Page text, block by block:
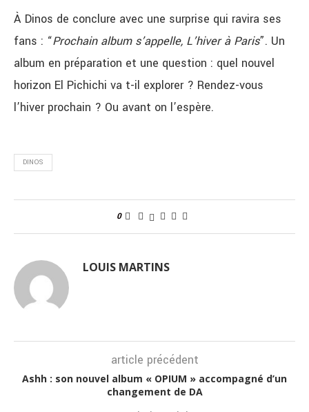
À Dinos de conclure avec une surprise qui ravira ses
fans : “Prochain album s’appelle, L’hiver à Paris”. Un
album en préparation et une question : quel nouvel
horizon El Pichichi va t-il explorer ? Rendez-vous
l’hiver prochain ? Ou avant on l’espère.
DINOS
0
LOUIS MARTINS
article précédent
Ashh : son nouvel album « OPIUM » accompagné d’un
changement de DA